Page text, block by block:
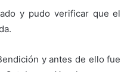
y pudo verificar que el
y antes de ello fue